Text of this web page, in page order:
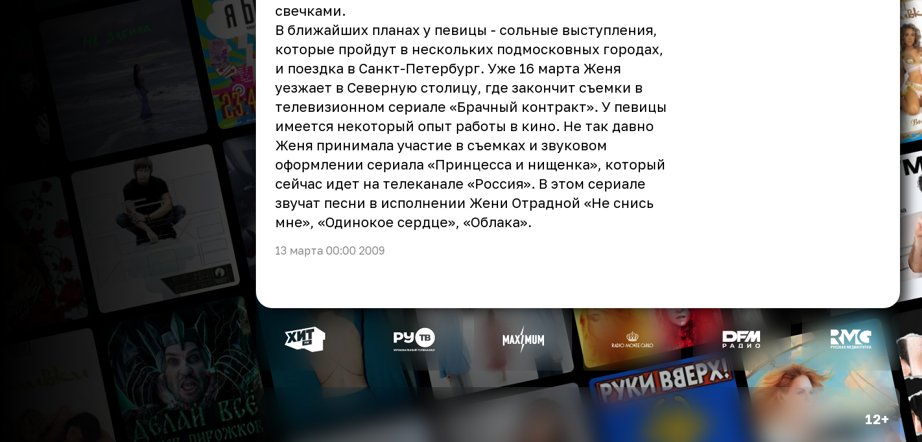
свечками.
В ближайших планах у певицы - сольные выступления,
которые пройдут в нескольких подмосковных городах,
и поездка в Санкт-Петербург. Уже 16 марта Женя
уезжает в Северную столицу, где закончит съемки в
телевизионном сериале «Брачный контракт». У певицы
имеется некоторый опыт работы в кино. Не так давно
Женя принимала участие в съемках и звуковом
оформлении сериала «Принцесса и нищенка», который
сейчас идет на телеканале «Россия». В этом сериале
звучат песни в исполнении Жени Отрадной «Не снись
мне», «Одинокое сердце», «Облака».
13 марта 00:00 2009
12+